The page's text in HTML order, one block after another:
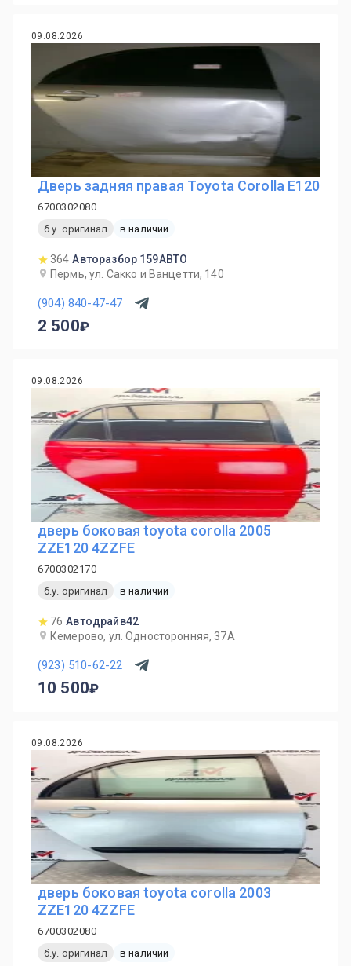
09.08.2026
Дверь задняя правая Toyota Corolla E120
6700302080
б.у. оригинал
в наличии
364 Авторазбор 159АВТО
Пермь, ул. Сакко и Ванцетти, 140
(904) 840-47-47
2 500
09.08.2026
дверь боковая toyota corolla 2005
ZZE120 4ZZFE
6700302170
б.у. оригинал
в наличии
76 Автодрайв42
Кемерово, ул. Односторонняя, 37А
(923) 510-62-22
10 500
09.08.2026
дверь боковая toyota corolla 2003
ZZE120 4ZZFE
6700302080
б.у. оригинал
в наличии